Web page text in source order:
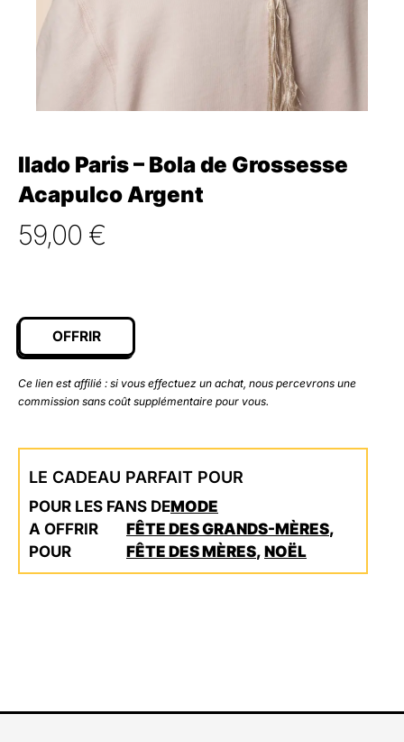
Ilado Paris – Bola de Grossesse
Acapulco Argent
59,00 €
OFFRIR
Ce lien est affilié : si vous effectuez un achat, nous percevrons une
commission sans coût supplémentaire pour vous.
LE CADEAU PARFAIT POUR
POUR LES FANS DEMODE
A OFFRIR
POUR
FÊTE DES GRANDS-MÈRES,
FÊTE DES MÈRES, NOËL